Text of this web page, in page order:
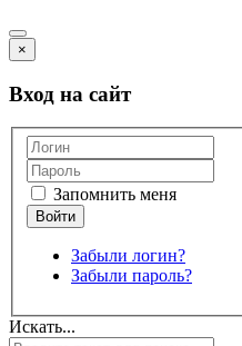
×
Вход на сайт
Запомнить меня
Забыли логин?
Забыли пароль?
Искать...